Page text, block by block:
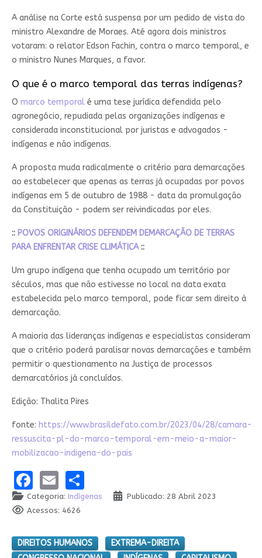
A análise na Corte está suspensa por um pedido de vista do
ministro Alexandre de Moraes. Até agora dois ministros
votaram: o relator Edson Fachin, contra o marco temporal, e
o ministro Nunes Marques, a favor.
O que é o marco temporal das terras indígenas?
O marco temporalé uma tese jurídica defendida pelo
agronegócio, repudiada pelas organizações indígenas e
considerada inconstitucional por juristas e advogados -
indígenas e não indígenas.
A proposta muda radicalmente o critério para demarcações
ao estabelecer que apenas as terras já ocupadas por povos
indígenas em 5 de outubro de 1988 - data da promulgação
da Constituição - podem ser reivindicadas por eles.
:: POVOS ORIGINÁRIOS DEFENDEM DEMARCAÇÃO DE TERRAS
PARA ENFRENTAR CRISE CLIMÁTICA::
Um grupo indígena que tenha ocupado um território por
séculos, mas que não estivesse no local na data exata
estabelecida pelo marco temporal, pode ficar sem direito à
demarcação.
A maioria das lideranças indígenas e especialistas consideram
que o critério poderá paralisar novas demarcações e também
permitir o questionamento na Justiça de processos
demarcatórios já concluídos.
Edição: Thalita Pires
fonte: https://www.brasildefato.com.br/2023/04/28/camara-
ressuscita-pl-do-marco-temporal-em-meio-a-maior-
mobilizacao-indigena-do-pais
Facebook
EmailShare
Categoria: Indígenas
Publicado: 28 Abril 2023
Acessos: 4626
DIREITOS HUMANOS
EXTREMA-DIREITA